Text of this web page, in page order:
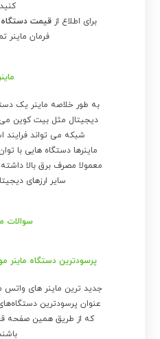
برای اطلاع ازقیمت
فرمان ماینر
به طور خلاصه ماینر یک
دیجیتال مثل بیت کوین
شبکه می تواند فرایند
ماینرها دستگاه هایی با
معمولا مصرف برق بالا
سایر ارزهای
سوالات
پرسودترین دستگاه ماینر
جدید ترین ماینر های واتس
عنوان پرسودترین
که از طریق همین صفحه